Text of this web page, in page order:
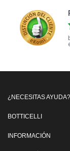
¿NECESITAS AYUDA?
BOTTICELLI
INFORMACIÓN